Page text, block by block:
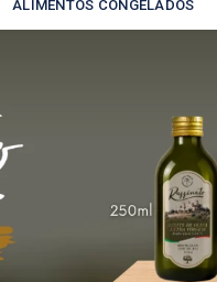
ALIMENTOS CONGELADOS